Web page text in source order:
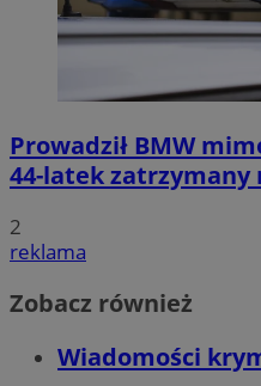
Prowadził BMW
44-latek zatrzymany
2
reklama
Zobacz również
Wiadomości